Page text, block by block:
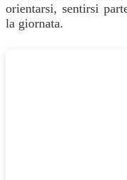
orientarsi, sentirsi
la giornata.